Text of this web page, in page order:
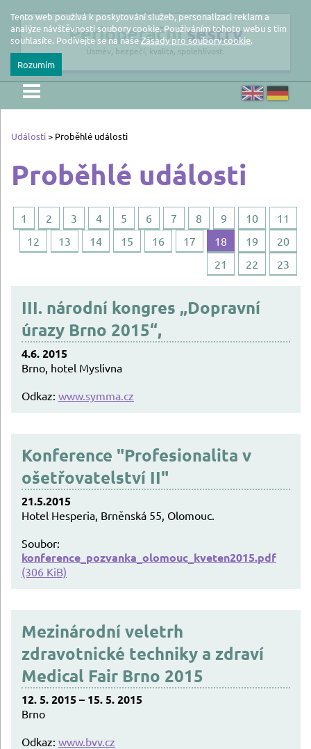
Tento web používá k poskytování služeb, personalizaci reklam a
analýze návštěvnosti soubory cookie. Používáním tohoto webu s tím
souhlasíte. Podívejte se na našeZásady pro soubory cookie.
Rozumím
Perioperačnísestry
Úsměv, bezpečí, kvalita, spolehlivost.
Události> Proběhlé události
Proběhlé události
1 2 3 4 5 6 7 8 9 10
11
12
13 14 15 16 17 18 19
20
21
22 23
III. národní kongres „Dopravní
úrazy Brno 2015“,
4.6. 2015
Brno, hotel Myslivna
Odkaz: www.symma.cz
Konference "Profesionalita v
ošetřovatelství II"
21.5.2015
Hotel Hesperia, Brněnská 55, Olomouc.
Soubor:
konference_pozvanka_olomouc_kveten2015.pdf
(306 KiB)
Mezinárodní veletrh
zdravotnické techniky a zdraví
Medical Fair Brno 2015
12. 5. 2015 – 15. 5. 2015
Brno
Odkaz: www.bvv.cz